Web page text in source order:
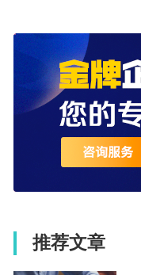
推荐文章